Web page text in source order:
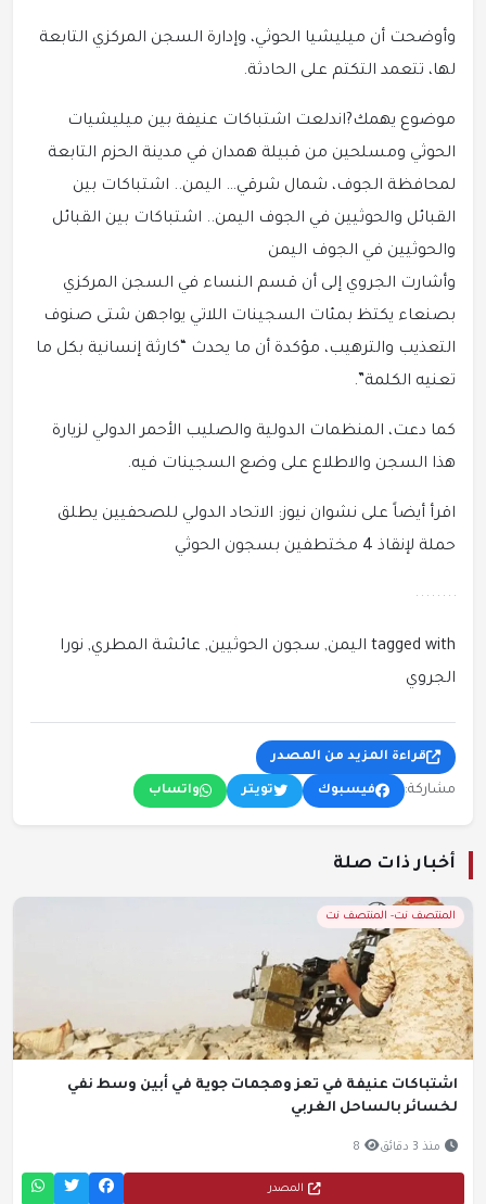
وأوضحت أن ميليشيا الحوثي، وإدارة السجن المركزي التابعة
لها، تتعمد التكتم على الحادثة.
موضوع يهمك?اندلعت اشتباكات عنيفة بين ميليشيات
الحوثي ومسلحين من قبيلة همدان في مدينة ‎الحزم التابعة
لمحافظة الجوف، شمال شرقي… اليمن.. اشتباكات بين
القبائل والحوثيين في الجوف اليمن.. اشتباكات بين القبائل
والحوثيين في الجوف اليمن
وأشارت الجروي إلى أن قسم النساء في السجن المركزي
بصنعاء يكتظ بمئات السجينات اللاتي يواجهن شتى صنوف
التعذيب والترهيب، مؤكدة أن ما يحدث “كارثة إنسانية بكل ما
تعنيه الكلمة”.
كما دعت، المنظمات الدولية والصليب الأحمر الدولي لزيارة
هذا السجن والاطلاع على وضع السجينات فيه.
اقرأ أيضاً على نشوان نيوز: الاتحاد الدولي للصحفيين يطلق
حملة لإنقاذ 4 مختطفين بسجون الحوثي
tagged with اليمن, سجون الحوثيين, عائشة المطري, نورا
الجروي
قراءة المزيد من المصدر
مشاركة: فيسبوك تويتر واتساب
أخبار ذات صلة
المنتصف نت- المنتصف نت
اشتباكات عنيفة في تعز وهجمات جوية في أبين وسط نفي
لخسائر بالساحل الغربي
منذ 3 دقائق 8
المصدر